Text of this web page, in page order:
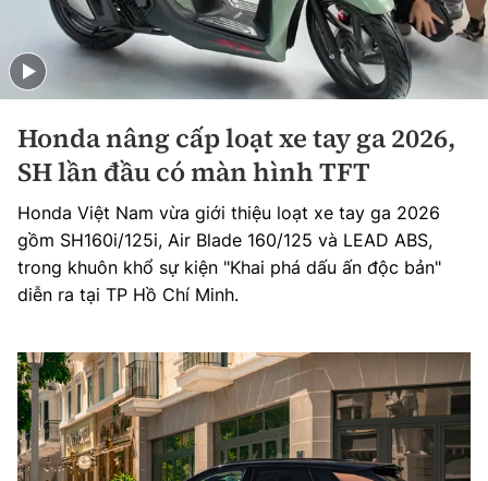
Honda nâng cấp loạt xe tay ga 2026,
SH lần đầu có màn hình TFT
Honda Việt Nam vừa giới thiệu loạt xe tay ga 2026
gồm SH160i/125i, Air Blade 160/125 và LEAD ABS,
trong khuôn khổ sự kiện "Khai phá dấu ấn độc bản"
diễn ra tại TP Hồ Chí Minh.